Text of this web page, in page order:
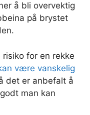
å bli overvektig
på brystet
for en rekke
være vanskelig
det er anbefalt å
man kan